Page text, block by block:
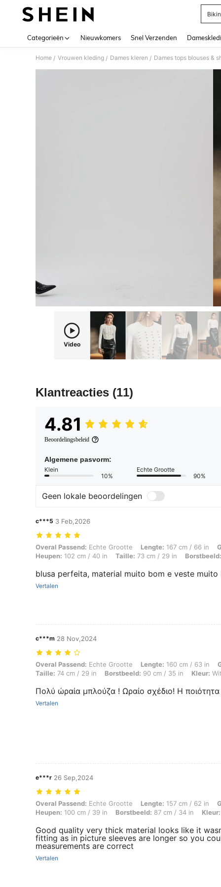
Categorieën Nieuwkomers Snel Verzenden
Home / Vrouwen kleding / Dames kleren / Dames tops blouses &
Video
Klantreacties (11)
4.81
Beoordelingsbeleid
Algemene pasvorm:
Klein
10%
Echte Grootte
90%
Geen lokale beoordelingen
c***5 3 Feb,2026
Overal Passend: Echte Grootte, Lengte: 167 cm / 66 in, Gewicht:
Overal Passend: Echte Grootte Lengte: 167 cm / 66 in
Heupen: 102 cm / 40 in Taille: 73 cm / 29 in Borstbeeld:
blusa perfeita, material muito bom e veste muito
Vertalen
c***m 28 Nov,2024
Overal Passend: Echte Grootte, Lengte: 160 cm / 63 in, Gewicht:
Overal Passend: Echte Grootte Lengte: 160 cm / 63 in
Taille: 74 cm / 29 in Borstbeeld: 90 cm / 35 in Kleur: Wit
Πολύ ώραία μπλούζα ! Ωραίο σχέδιο! Η
Vertalen
e***r 26 Sep,2024
Overal Passend: Echte Grootte, Lengte: 157 cm / 62 in, Gewicht:
Overal Passend: Echte Grootte Lengte: 157 cm / 62 in
Heupen: 100 cm / 39 in Borstbeeld: 87 cm / 34 in Kleur:
Good quality very thick material looks like it
fitting as in picture sleeves are longer so you
measurements are correct
Vertalen